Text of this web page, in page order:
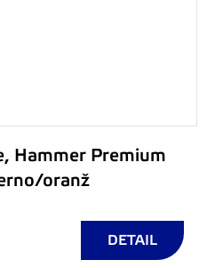
Hammer Premium
oranž
DETAIL